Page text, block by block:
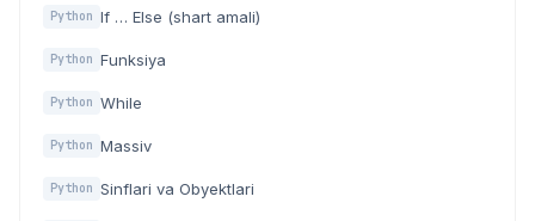
Python If … Else (shart amali)
Python Funksiya
Python While
Python Massiv
Python Sinflari va Obyektlari